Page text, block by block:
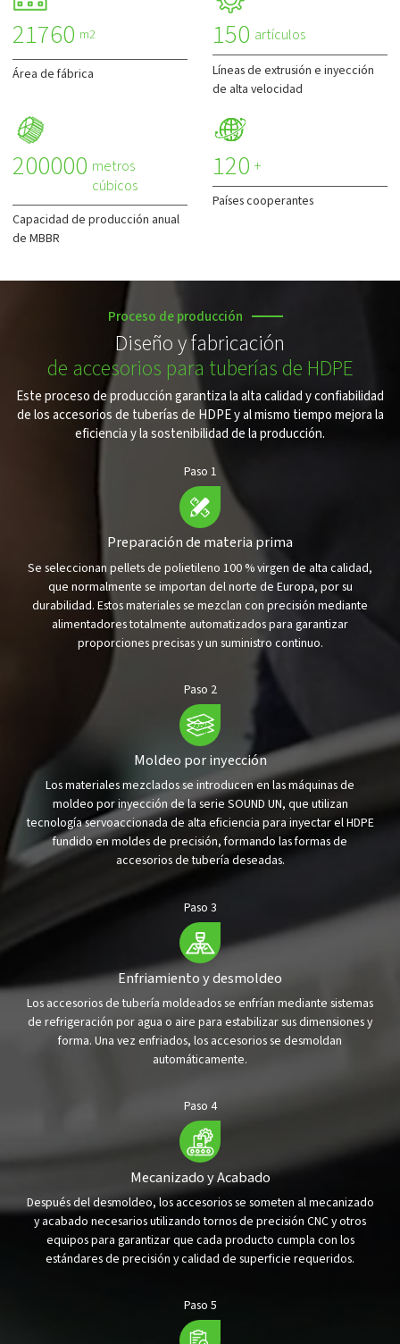
21760 m2
Área de fábrica
150 artículos
Líneas de extrusión e inyección
de alta velocidad
200000 metros
cúbicos
Capacidad de producción anual
de MBBR
120 +
Países cooperantes
Proceso de producción
Diseño y fabricación
de accesorios para tuberías de HDPE
Este proceso de producción garantiza la alta calidad y confiabilidad
de los accesorios de tuberías de HDPE y al mismo tiempo mejora la
eficiencia y la sostenibilidad de la producción.
Paso 1
Preparación de materia prima
Se seleccionan pellets de polietileno 100 % virgen de alta calidad,
que normalmente se importan del norte de Europa, por su
durabilidad. Estos materiales se mezclan con precisión mediante
alimentadores totalmente automatizados para garantizar
proporciones precisas y un suministro continuo.
Paso 2
Moldeo por inyección
Los materiales mezclados se introducen en las máquinas de
moldeo por inyección de la serie SOUND UN, que utilizan
tecnología servoaccionada de alta eficiencia para inyectar el HDPE
fundido en moldes de precisión, formando las formas de
accesorios de tubería deseadas.
Paso 3
Enfriamiento y desmoldeo
Los accesorios de tubería moldeados se enfrían mediante sistemas
de refrigeración por agua o aire para estabilizar sus dimensiones y
forma. Una vez enfriados, los accesorios se desmoldan
automáticamente.
Paso 4
Mecanizado y Acabado
Después del desmoldeo, los accesorios se someten al mecanizado
y acabado necesarios utilizando tornos de precisión CNC y otros
equipos para garantizar que cada producto cumpla con los
estándares de precisión y calidad de superficie requeridos.
Paso 5